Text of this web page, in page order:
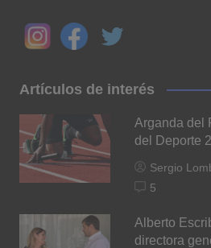
Artículos de interés
Arganda del
del Deporte
Sergio
5
Alberto
directora